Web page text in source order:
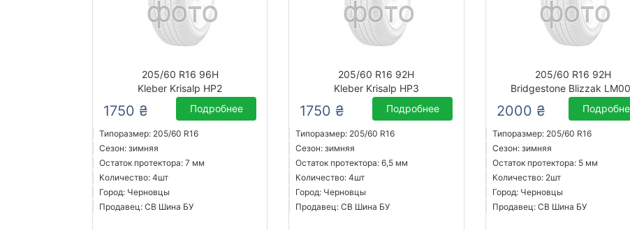
205/60 R16 96H
Kleber Krisalp HP2
1750 ₴ Подробнее
Типоразмер: 205/60 R16
Сезон: зимняя
Остаток протектора: 7 мм
Количество: 4шт
Город: Черновцы
Продавец: СВ Шина БУ
205/60 R16 92H
Kleber Krisalp HP3
1750 ₴ Подробнее
Типоразмер: 205/60 R16
Сезон: зимняя
Остаток протектора: 6,5 мм
Количество: 4шт
Город: Черновцы
Продавец: СВ Шина БУ
205/60 R16 92H
Bridgestone Blizzak
2000 ₴
Типоразмер: 205/60 R16
Сезон: зимняя
Остаток протектора: 5 мм
Количество: 2шт
Город: Черновцы
Продавец: СВ Шина БУ